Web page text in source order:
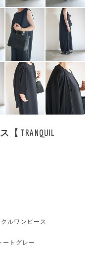
【 TRANQUIL
ルワンピース
トグレー